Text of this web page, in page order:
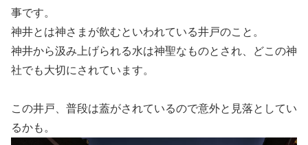
事です。
神井とは神さまが飲むといわれている井戸のこと。
神井から汲み上げられる水は神聖なものとされ、どこの神
社でも大切にされています。
この井戸、普段は蓋がされているので意外と見落としてい
るかも。